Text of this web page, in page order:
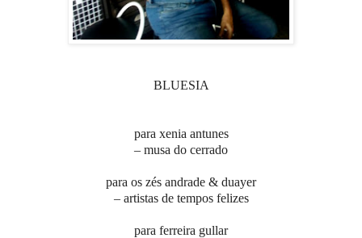
BLUESIA
para xenia antunes
– musa do cerrado
para os zés andrade & duayer
– artistas de tempos felizes
para ferreira gullar